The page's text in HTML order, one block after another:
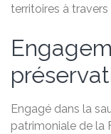
territoires à
Engagé dans la
patrimoniale de la